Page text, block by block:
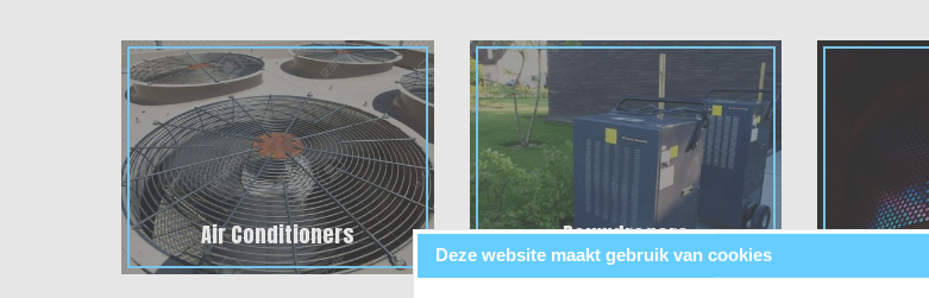
Air Conditioners Bouwdrogers
Deze website maakt gebruik van cookies